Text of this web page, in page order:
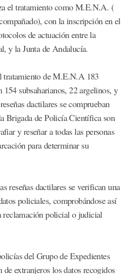
el tratamiento como M.E.N.A. (
con la inscripción en el
de actuación entre la
y la Junta de Andalucía.
tratamiento de M.E.N.A 183
154 subsaharianos, 22 argelinos, y
dactilares se comprueban
Brigada de Policía Científica son
y reseñar a todas las personas
para determinar su
reseñas dactilares se verifican una
policiales, comprobándose así
reclamación policial o judicial
del Grupo de Expedientes
extranjeros los datos recogidos